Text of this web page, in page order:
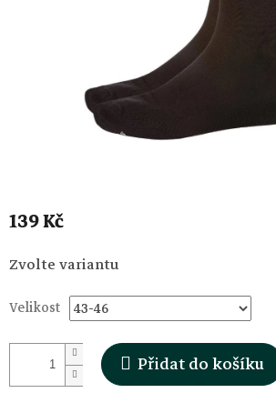
139 Kč
Měrná
cena:
Zvolte variantu
Velikost
Přidat do košíku